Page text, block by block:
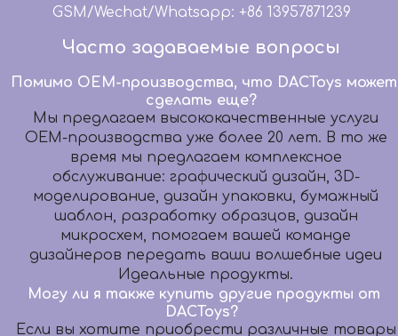
GSM/Wechat/Whatsapp: +86 13957871239
Часто задаваемые вопросы
Помимо OEM-производства, что DACToys может
сделать еще?
Мы предлагаем высококачественные услуги
OEM-производства уже более 20 лет. В то же
время мы предлагаем комплексное
обслуживание: графический дизайн, 3D-
моделирование, дизайн упаковки, бумажный
шаблон, разработку образцов, дизайн
микросхем, помогаем вашей команде
дизайнеров передать ваши волшебные идеи
Идеальные продукты.
Могу ли я также купить другие продукты от
DACToys?
Если вы хотите приобрести различные товары